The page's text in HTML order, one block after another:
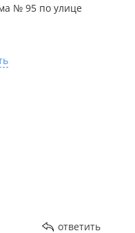
№ 95 по улице
часть,
обратить
ответить